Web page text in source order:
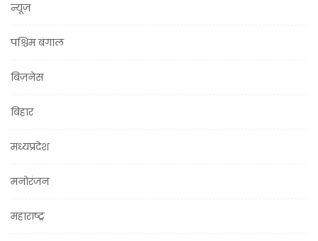
न्यूज़
पश्चिम बंगाल
बिज़नेस
बिहार
मध्यप्रदेश
मनोरंजन
महाराष्ट्र